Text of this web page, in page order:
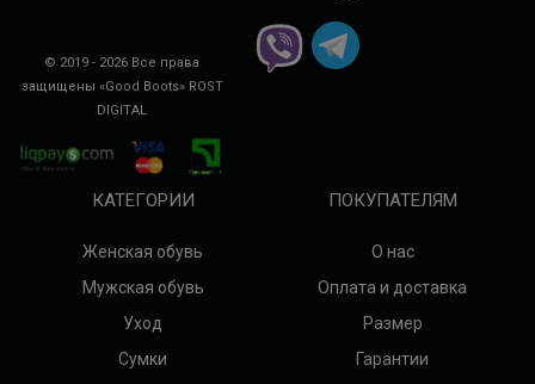
© 2019 - 2026 Все права
защищены «Good Boots» ROST
DIGITAL
КАТЕГОРИИ
Женская обувь
Мужская обувь
Уход
Сумки
ПОКУПАТЕЛЯМ
О нас
Оплата и доставка
Размер
Гарантии